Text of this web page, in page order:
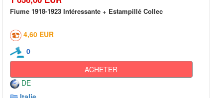
Fiume 1918-1923 Intéressante + Estampillé Collec
4,60 EUR
0
ACHETER
DE